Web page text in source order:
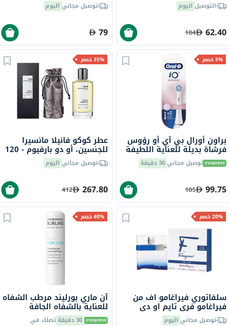
التوصيل اليوم
62.40
104
توصيل مجاني اليوم
79
5% خصم
براون أورال بي آي أو رؤوس
فرشاة بديلة للعناية اللطيفة
- أبيض، حزمة من 2
توصيل مجاني30 دقيقة
99.75
105
35% خصم
عطر كوكو فانيلا مانسيرا
للجنسين، أو دو بارفيوم - 120
ملتوصيل مجاني اليوم
267.80
412
20% خصم
سلفاتوري فيراغامو اف من
فيراغامو فري تايم او دي
تواليت للرجال 100 مل
توصيل مجاني اليوم
40% خصم
آن ماري بورليند مرطب الشفاه
للعناية بالشفاه الجافة
والمتشققة 4.8 جرام
30 دقيقة تصلك في